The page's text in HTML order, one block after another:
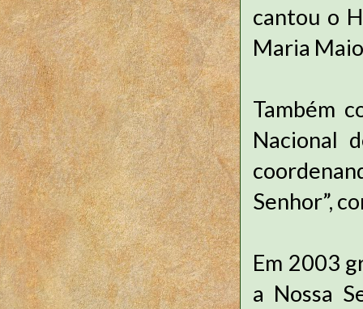
cantou o
Maria
Também
Nacional
Senhor”,
Em 2003
a Nossa